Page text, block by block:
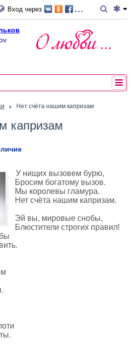
Вход через ...
Нет счёта нашим капризам
капризам
У нищих вызовем бурю,
Бросим богатому вызов.
Мы королевы гламура.
Нет счёта нашим капризам.
Эй вы, мировые снобы,
Блюстители строгих правил!